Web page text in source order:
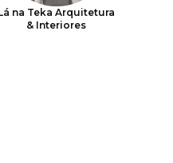
na Teka Arquitetura
& Interiores